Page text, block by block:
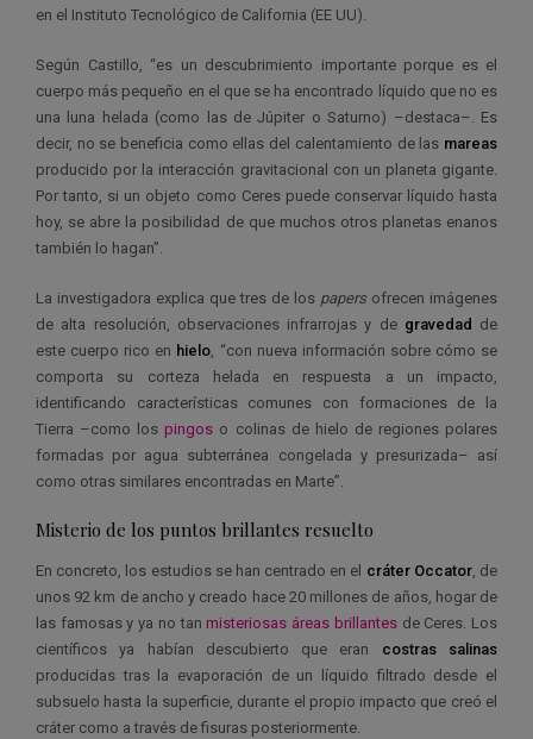
en el Instituto Tecnológico de California (EE UU).
Según Castillo, “es un descubrimiento importante porque es el
cuerpo más pequeño en el que se ha encontrado líquido que no es
una luna helada (como las de Júpiter o Saturno) –destaca–. Es
decir, no se beneficia como ellas del calentamiento de las mareas
producido por la interacción gravitacional con un planeta gigante.
Por tanto, si un objeto como Ceres puede conservar líquido hasta
hoy, se abre la posibilidad de que muchos otros planetas enanos
también lo hagan”.
La investigadora explica que tres de los papers ofrecen imágenes
de alta resolución, observaciones infrarrojas y de gravedad de
este cuerpo rico en hielo, “con nueva información sobre cómo se
comporta su corteza helada en respuesta a un impacto,
identificando características comunes con formaciones de la
Tierra –como los pingos o colinas de hielo de regiones polares
formadas por agua subterránea congelada y presurizada– así
como otras similares encontradas en Marte”.
Misterio de los puntos brillantes resuelto
En concreto, los estudios se han centrado en el cráter Occator, de
unos 92 km de ancho y creado hace 20 millones de años, hogar de
las famosas y ya no tan misteriosas áreas brillantesde Ceres. Los
científicos ya habían descubierto que eran costras salinas
producidas tras la evaporación de un líquido filtrado desde el
subsuelo hasta la superficie, durante el propio impacto que creó el
cráter como a través de fisuras posteriormente.